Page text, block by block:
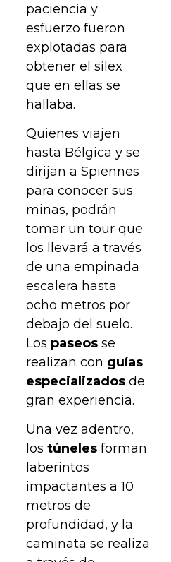
paciencia y
esfuerzo fueron
explotadas para
obtener el sílex
que en ellas se
hallaba.
Quienes viajen
hasta Bélgica y se
dirijan a Spiennes
para conocer sus
minas, podrán
tomar un tour que
los llevará a través
de una empinada
escalera hasta
ocho metros por
debajo del suelo.
Los paseosse
realizan con guías
especializadosde
gran experiencia.
Una vez adentro,
lostúnelesforman
laberintos
impactantes a 10
metros de
profundidad, y la
caminata se realiza